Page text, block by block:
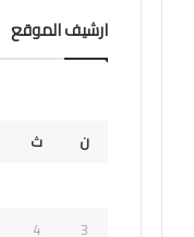
ارشيف الموقع
ن
ث
3
4